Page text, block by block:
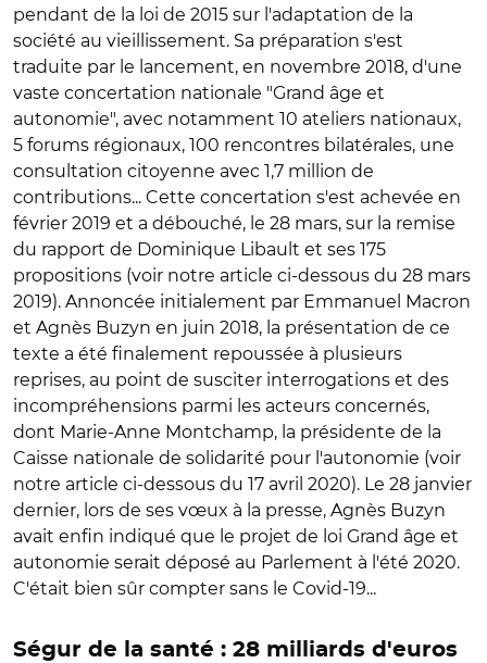
pendant de la loi de 2015 sur l'adaptation de la
société au vieillissement. Sa préparation s'est
traduite par le lancement, en novembre 2018, d'une
vaste concertation nationale "Grand âge et
autonomie", avec notamment 10 ateliers nationaux,
5 forums régionaux, 100 rencontres bilatérales, une
consultation citoyenne avec 1,7 million de
contributions... Cette concertation s'est achevée en
février 2019 et a débouché, le 28 mars, sur la remise
du rapport de Dominique Libault et ses 175
propositions (voir notre article ci-dessous du 28 mars
2019). Annoncée initialement par Emmanuel Macron
et Agnès Buzyn en juin 2018, la présentation de ce
texte a été finalement repoussée à plusieurs
reprises, au point de susciter interrogations et des
incompréhensions parmi les acteurs concernés,
dont Marie-Anne Montchamp, la présidente de la
Caisse nationale de solidarité pour l'autonomie (voir
notre article ci-dessous du 17 avril 2020). Le 28 janvier
dernier, lors de ses vœux à la presse, Agnès Buzyn
avait enfin indiqué que le projet de loi Grand âge et
autonomie serait déposé au Parlement à l'été 2020.
C'était bien sûr compter sans le Covid-19...
Ségur de la santé : 28 milliards d'euros